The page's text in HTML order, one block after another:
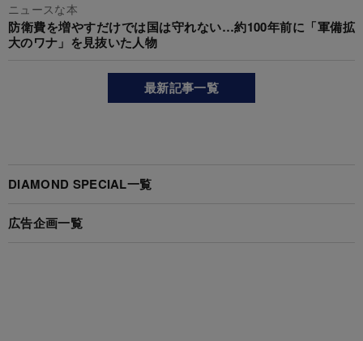
ニュースな本
防衛費を増やすだけでは国は守れない…約100年前に「軍備拡
大のワナ」を見抜いた人物
最新記事一覧
DIAMOND SPECIAL一覧
広告企画一覧